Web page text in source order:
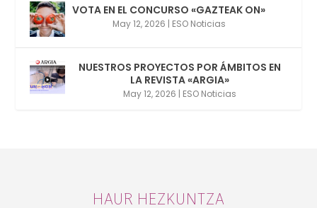
VOTA EN EL CONCURSO «GAZTEAK ON»
May 12, 2026 | ESO Noticias
NUESTROS PROYECTOS POR ÁMBITOS EN
LA REVISTA «ARGIA»
May 12, 2026 | ESO Noticias
HAUR HEZKUNTZA